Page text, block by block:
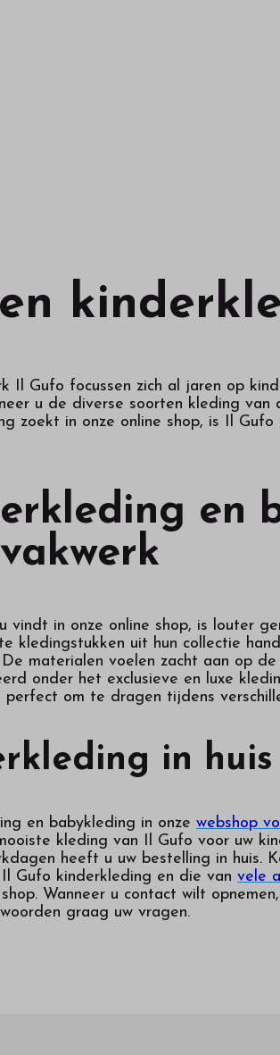
Il Gufo focussen zich al jaren op
u de diverse soorten kleding
zoekt in onze online shop, is Il
en
in onze online shop, is louter
kledingstukken uit hun collectie
materialen voelen zacht aan op
onder het exclusieve en luxe
om te dragen tijdens
in huis
en babykleding in onze webshop
kleding van Il Gufo voor uw
heeft u uw bestelling in huis.
Gufo kinderkleding en die van vele
Wanneer u contact wilt
graag uw vragen.